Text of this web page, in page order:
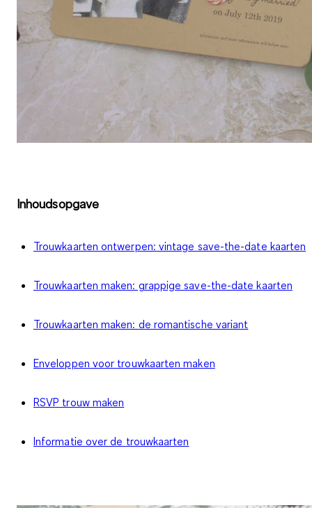
Inhoudsopgave
Trouwkaarten ontwerpen: vintage save-the-date kaarten
Trouwkaarten maken: grappige save-the-date kaarten
Trouwkaarten maken: de romantische variant
Enveloppen voor trouwkaarten maken
RSVP trouw maken
Informatie over de trouwkaarten